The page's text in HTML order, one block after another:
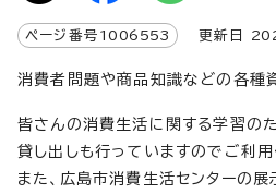
ページ番号 1006553 更新日
消費者問題や商品知識などの各種
皆さんの消費生活に関する学習の
貸し出しも行っていますのでご利用
また、広島市消費生活センターの展